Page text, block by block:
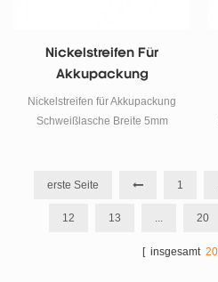
Nickelstreifen Für
Akkupackung
Schweißlasche Breite
5mm
Nickelstreifen für Akkupackung
Schweißlasche Breite 5mm
erste Seite 1
12 13 ... 20
[ insgesamt 20